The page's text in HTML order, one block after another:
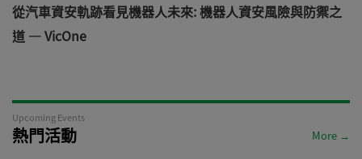
從汽車資安軌跡看見機器人未來: 機器人資安風險與防禦之
道 — VicOne
Upcoming Events
熱門活動 More →